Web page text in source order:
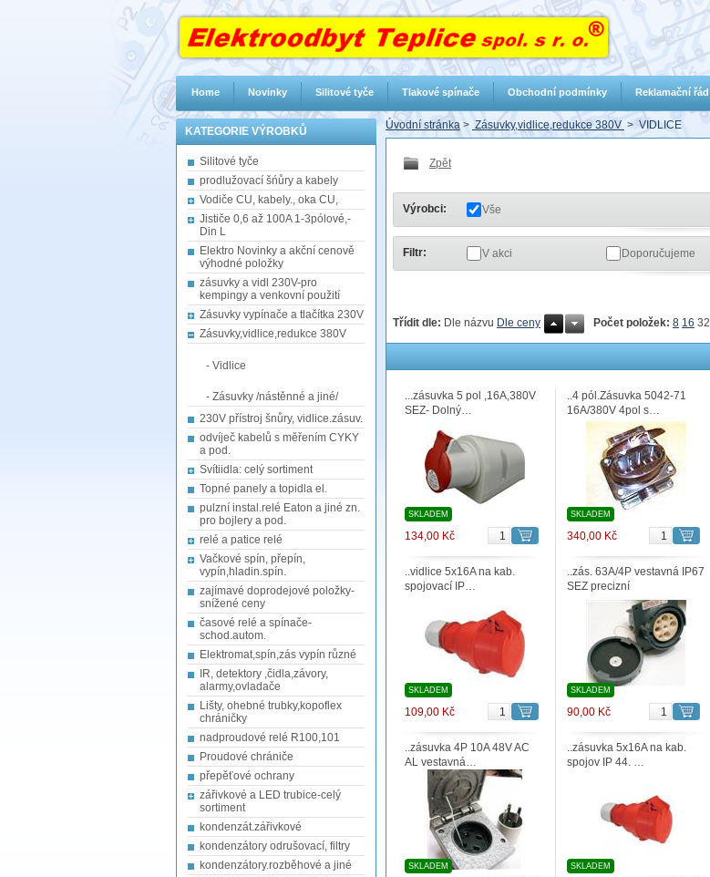
KATEGORIE VÝROBKŮ
Silitové tyče
prodlužovací šńůry a kabely
Vodiče CU, kabely., oka CU,
Jističe 0,6 až 100A 1-3pólové,-
Din L
Elektro Novinky a akční cenově
výhodné položky
zásuvky a vidl 230V-pro
kempingy a venkovní použití
Zásuvky vypínače a tlačítka 230V
Zásuvky,vidlice,redukce 380V
- Vidlice
- Zásuvky /nástěnné a jiné/
230V přístroj šnůry, vidlice.zásuv.
odvíječ kabelů s měřením CYKY
a pod.
Svítiidla: celý sortiment
Topné panely a topidla el.
pulzní instal.relé Eaton a jiné zn.
pro bojlery a pod.
relé a patice relé
Vačkové spín, přepín,
vypín,hladin.spín.
zajímavé doprodejové položky-
snížené ceny
časové relé a spínače-
schod.autom.
Elektromat,spín,zás vypín různé
IR, detektory ,čidla,závory,
alarmy,ovladače
Lišty, ohebné trubky,kopoflex
chráničky
nadproudové relé R100,101
Proudové chrániče
přepěťové ochrany
zářivkové a LED trubice-celý
sortiment
kondenzát.zářivkové
kondenzátory odrušovací, filtry
kondenzátory.rozběhové a jiné
Úvodní stránka > Zásuvky,vidlice,redukce 380V > VIDLICE
Zpět
Výrobci: Vše
Filtr: V akci Doporučujeme
Třídit dle: Dle názvu Dle ceny Počet položek: 8 16 32
...zásuvka 5 pol ,16A,380V
SEZ- Dolný…
SKLADEM
134,00 Kč
..4 pól.Zásuvka 5042-71
16A/380V 4pol s…
SKLADEM
340,00 Kč
..vidlice 5x16A na kab.
spojovací IP…
SKLADEM
109,00 Kč
..zás. 63A/4P vestavná IP67
SEZ precizní
SKLADEM
90,00 Kč
..zásuvka 4P 10A 48V AC
AL vestavná…
SKLADEM
..zásuvka 5x16A na kab.
spojov IP 44. …
SKLADEM
Home Novinky Silitové tyče Tlakové spínače Obchodní podmínky Reklamační řád